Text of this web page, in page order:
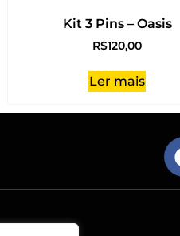
Kit 3 Pins – Oasis
R$120,00
Ler mais